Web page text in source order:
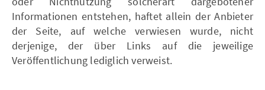
Informationen entstehen, haftet allein der Anbieter
der Seite, auf welche verwiesen wurde, nicht
derjenige, der über Links auf die jeweilige
Veröffentlichung lediglich verweist.